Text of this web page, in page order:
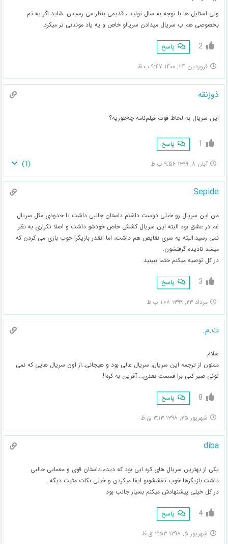
ولی استایل ها با توجه به سال تولید ، قدیمی بنظر می رسیدن. شاید اگر یه تم
بخصوصی هم ب سریال میدادن سریالو خاص و یه یاد موندنی تر میکرد.
2 پاسخ
فروردین ۲۴, ۱۴۰۰ ۹:۴۷ ب.ظ
ذوزنقه
این سریال به لحاظ قوت فیلم‌نامه چه‌طوریه؟
1 پاسخ
آبان ۸, ۱۳۹۹ ۹:۵۶ ب.ظ (
1
)
Sepide
من این سریال رو خیلی دوست داشتم داستان جالبی داشت تا حدودی مثل سریال
غم در عشق بود البته این سریال کشش خاص خودشو داشت و اصلا تکراری به نظر
نمی رسید.البته یه سری نقایص هم داشت، اما انقدر بازیگرا خوب بازی می کردن که
میشد نادیده گرفتشون.
در کل توصیه میکنم حتما ببینید.
3 پاسخ
مرداد ۲۳, ۱۳۹۹ ۱:۰۸ ب.ظ
ت.م.
سلام.
ممنون از ترجمه این سریال، سریال عالی بود و هیجانی..از اون سریال هایی که نمی
تونی صبر کنی برا قسمت بعدی… آفرین به کره!!
8 پاسخ
شهریور ۲۵, ۱۳۹۸ ۳:۱۳ ق.ظ
diba
یکی از بهترین سریال های کره ایی بود که دیدم.داستان قوی و معمایی جالبی
داشت.بازیگرها خوب تقششونو ایفا میکردن و خیلی نکات مثبت دیگه..
در کل خیلی پیشنهادش میکنم بسیار جالب بود
4 پاسخ
شهریور ۵, ۱۳۹۸ ۲:۵۳ ق.ظ